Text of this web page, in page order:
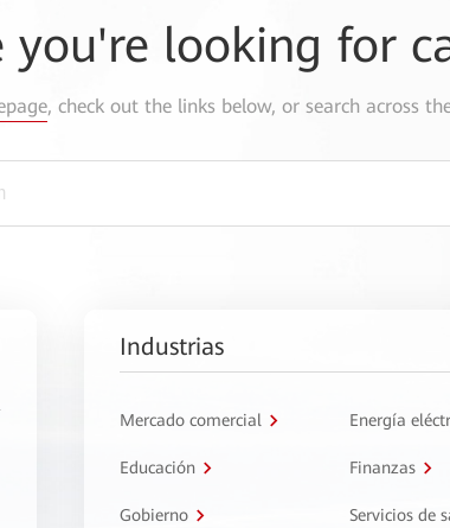
you're looking for
, check out the links below, or search across
Industrias
Mercado comercial Energía
Educación Finanzas
Gobierno Servicios de